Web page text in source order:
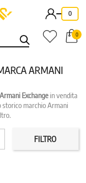
- 0
0
ARMANI
Armani Exchange in vendita
storico marchio Armani
FILTRO